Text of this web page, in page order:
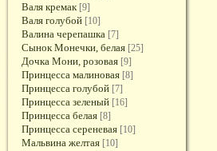
Валя кремак [9]
Валя голубой [10]
Валина черепашка [7]
Сынок Монечки, белая [25]
Дочка Мони, розовая [9]
Принцесса малиновая [8]
Принцесса голубой [7]
Принцесса зеленый [16]
Принцесса белая [8]
Принцесса сереневая [10]
Мальвина желтая [10]